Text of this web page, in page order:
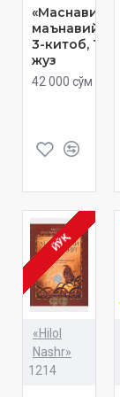
«Маснавийи
маънавий»
3-китоб, 18-
жуз
42 000 сўм
ЙЎҚ
«Hilol
Nashr»
1214